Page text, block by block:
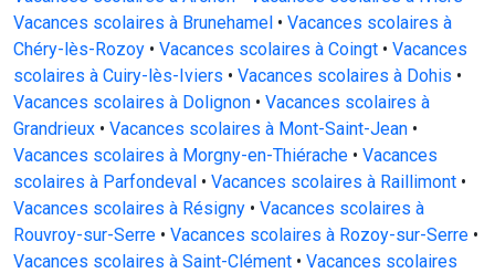
Vacances scolaires à Brunehamel • Vacances scolaires à
Chéry-lès-Rozoy • Vacances scolaires à Coingt • Vacances
scolaires à Cuiry-lès-Iviers • Vacances scolaires à Dohis •
Vacances scolaires à Dolignon • Vacances scolaires à
Grandrieux • Vacances scolaires à Mont-Saint-Jean •
Vacances scolaires à Morgny-en-Thiérache • Vacances
scolaires à Parfondeval • Vacances scolaires à Raillimont •
Vacances scolaires à Résigny • Vacances scolaires à
Rouvroy-sur-Serre • Vacances scolaires à Rozoy-sur-Serre •
Vacances scolaires à Saint-Clément • Vacances scolaires